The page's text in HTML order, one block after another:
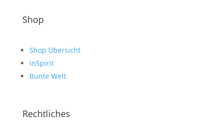
Shop
Shop Übersicht
inSpirit
Bunte Welt
Rechtliches